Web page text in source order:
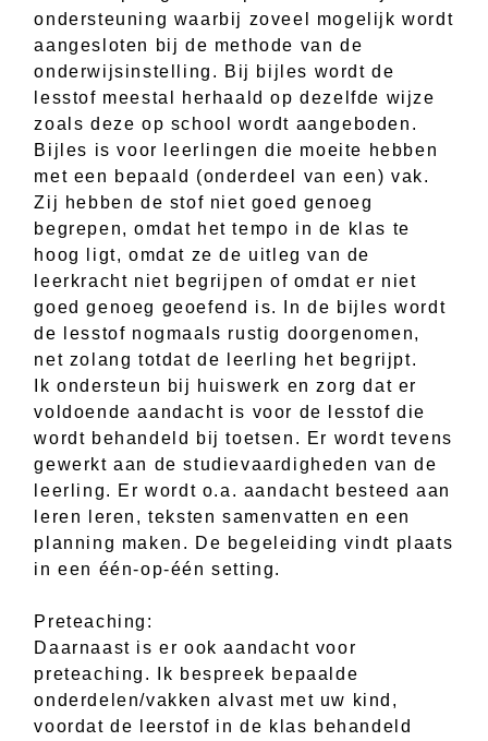
ondersteuning waarbij zoveel mogelijk wordt
aangesloten bij de methode van de
onderwijsinstelling. Bij bijles wordt de
lesstof meestal herhaald op dezelfde wijze
zoals deze op school wordt aangeboden.
Bijles is voor leerlingen die moeite hebben
met een bepaald (onderdeel van een) vak.
Zij hebben de stof niet goed genoeg
begrepen, omdat het tempo in de klas te
hoog ligt, omdat ze de uitleg van de
leerkracht niet begrijpen of omdat er niet
goed genoeg geoefend is. In de bijles wordt
de lesstof nogmaals rustig doorgenomen,
net zolang totdat de leerling het begrijpt.
Ik ondersteun bij huiswerk en zorg dat er
voldoende aandacht is voor de lesstof die
wordt behandeld bij toetsen. Er wordt tevens
gewerkt aan de studievaardigheden van de
leerling. Er wordt o.a. aandacht besteed aan
leren leren, teksten samenvatten en een
planning maken. De begeleiding vindt plaats
in een één-op-één setting.
Preteaching:
Daarnaast is er ook aandacht voor
preteaching. Ik bespreek bepaalde
onderdelen/vakken alvast met uw kind,
voordat de leerstof in de klas behandeld